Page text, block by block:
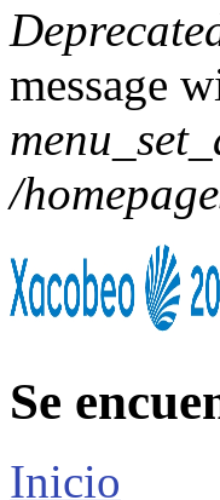
message
/
Se
Inicio